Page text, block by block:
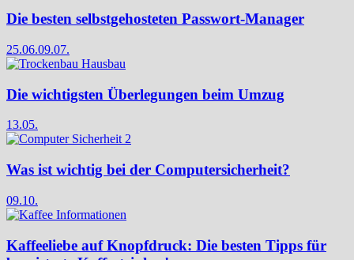
Die besten selbstgehosteten Passwort-Manager
25.06.09.07.
Die wichtigsten Überlegungen beim Umzug
13.05.
Was ist wichtig bei der Computersicherheit?
09.10.
Kaffeeliebe auf Knopfdruck: Die besten Tipps für